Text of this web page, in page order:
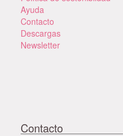
Ayuda
Contacto
Descargas
Newsletter
Contacto